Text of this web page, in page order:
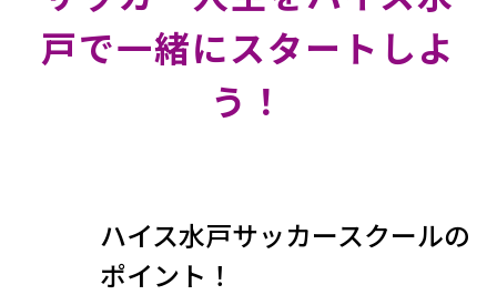
戸で一緒にスタートしよ
う！
ハイス水戸サッカースクールの
ポイント！